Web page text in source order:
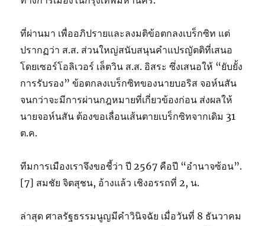
ที่ผ่านมา เพื่ออภิปรายและลงมติข้อตกลงเบร็กซิท แต่
ปรากฏว่า ส.ส. ส่วนใหญ่สนับสนุนคำแปรญัตติที่เสนอ
โดยเซอร์โอลิเวอร์ เล็ตวิน ส.ส. อิสระ ซึ่งเสนอให้ “ยับยั้ง
การรับรอง” ข้อตกลงเบร็กซิทของนายบอริส จอห์นสัน
จนกว่าจะมีการผ่านกฎหมายที่เกี่ยวข้องก่อน ส่งผลให้
นายจอห์นสัน ต้องขอเลื่อนเส้นตายเบร็กซิทจากเดิม 31
ต.ค.
ทีมการเมืองเราจึงขอชี้ว่า ปี 2567 คือปี “อำนาจซ้อน”.
[7] สมชัย จิตสุชน, อ้างแล้ว เชิงอรรถที่ 2, น.
ล่าสุด ศาลรัฐธรรมนูญมีคำวินิจฉัย เมื่อวันที่ 8 ธันวาคม